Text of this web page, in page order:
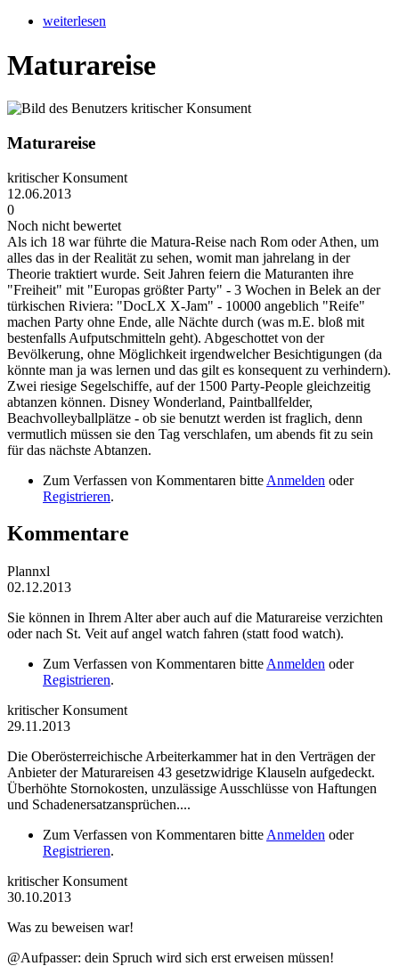
weiterlesen
Maturareise
Maturareise
kritischer Konsument
12.06.2013
0
Noch nicht bewertet
Als ich 18 war führte die Matura-Reise nach Rom oder Athen, um
alles das in der Realität zu sehen, womit man jahrelang in der
Theorie traktiert wurde. Seit Jahren feiern die Maturanten ihre
"Freiheit" mit "Europas größter Party" - 3 Wochen in Belek an der
türkischen Riviera: "DocLX X-Jam" - 10000 angeblich "Reife"
machen Party ohne Ende, alle Nächte durch (was m.E. bloß mit
bestenfalls Aufputschmitteln geht). Abgeschottet von der
Bevölkerung, ohne Möglichkeit irgendwelcher Besichtigungen (da
könnte man ja was lernen und das gilt es konsequent zu verhindern).
Zwei riesige Segelschiffe, auf der 1500 Party-People gleichzeitig
abtanzen können. Disney Wonderland, Paintballfelder,
Beachvolleyballplätze - ob sie benutzt werden ist fraglich, denn
vermutlich müssen sie den Tag verschlafen, um abends fit zu sein
für das nächste Abtanzen.
Zum Verfassen von Kommentaren bitte Anmelden oder
Registrieren.
Kommentare
Plannxl
02.12.2013
Sie können in Ihrem Alter aber auch auf die Maturareise verzichten
oder nach St. Veit auf angel watch fahren (statt food watch).
Zum Verfassen von Kommentaren bitte Anmelden oder
Registrieren.
kritischer Konsument
29.11.2013
Die Oberösterreichische Arbeiterkammer hat in den Verträgen der
Anbieter der Maturareisen 43 gesetzwidrige Klauseln aufgedeckt.
Überhöhte Stornokosten, unzulässige Ausschlüsse von Haftungen
und Schadenersatzansprüchen....
Zum Verfassen von Kommentaren bitte Anmelden oder
Registrieren.
kritischer Konsument
30.10.2013
Was zu beweisen war!
@Aufpasser: dein Spruch wird sich erst erweisen müssen!